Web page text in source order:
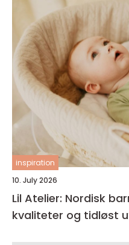
inspiration
10. July 2026
Lil Atelier: Nordisk
kvaliteter og tidløst